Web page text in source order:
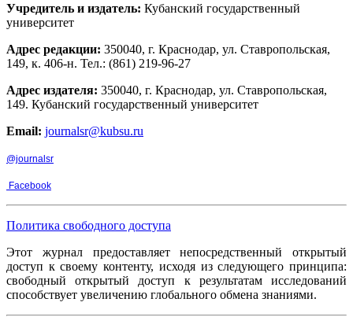
Учредитель и издатель: Кубанский государственный
университет
Адрес редакции: 350040, г. Краснодар, ул. Ставропольская,
149, к. 406-н. Тел.: (861) 219-96-27
Адрес издателя: 350040, г. Краснодар, ул. Ставропольская,
149. Кубанский государственный университет
Email: journalsr@kubsu.ru
@journalsr
Facebook
Политика свободного доступа
Этот журнал предоставляет непосредственный открытый
доступ к своему контенту, исходя из следующего принципа:
свободный открытый доступ к результатам исследований
способствует увеличению глобального обмена знаниями.